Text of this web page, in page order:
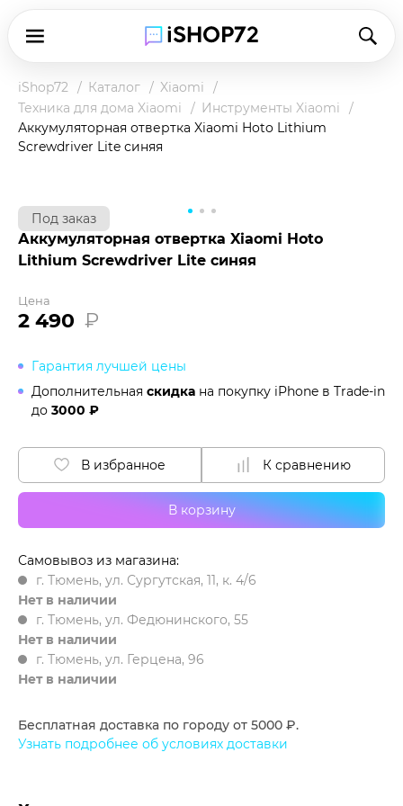
iShop72 Каталог
Xiaomi
Техника для дома Xiaomi
Инструменты Xiaomi
Аккумуляторная отвертка Xiaomi Hoto Lithium
Screwdriver Lite синяя
Под заказ
Аккумуляторная отвертка Xiaomi Hoto
Lithium Screwdriver Lite синяя
Цена
2 490 ₽
Гарантия лучшей цены
Дополнительная скидка на покупку iPhone в Trade-in
до 3000 ₽
В корзину
В избранное К сравнению
Самовывоз из магазина:
г. Тюмень, ул. Сургутская, 11, к. 4/6
Нет в наличии
г. Тюмень, ул. Федюнинского, 55
Нет в наличии
г. Тюмень, ул. Герцена, 96
Нет в наличии
Бесплатная доставка по городу от 5000 ₽.
Узнать подробнее об условиях доставки